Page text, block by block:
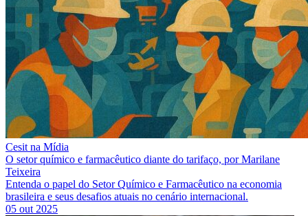
Cesit na Mídia
O setor químico e farmacêutico diante do tarifaço, por Marilane
Teixeira
Entenda o papel do Setor Químico e Farmacêutico na economia
brasileira e seus desafios atuais no cenário internacional.
05 out 2025